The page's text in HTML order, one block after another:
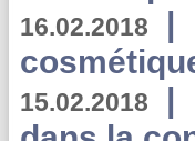
16.02.2018 |
15.02.2018 |